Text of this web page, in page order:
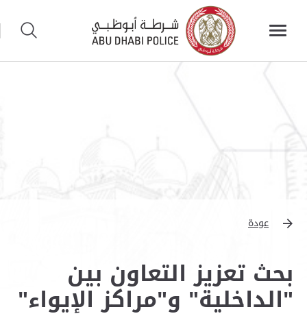
عودة
بحث تعزيز التعاون بين
"الداخلية" و"مراكز الإيواء"